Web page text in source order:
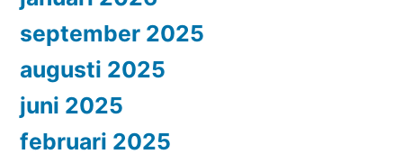
september 2025
augusti 2025
juni 2025
februari 2025